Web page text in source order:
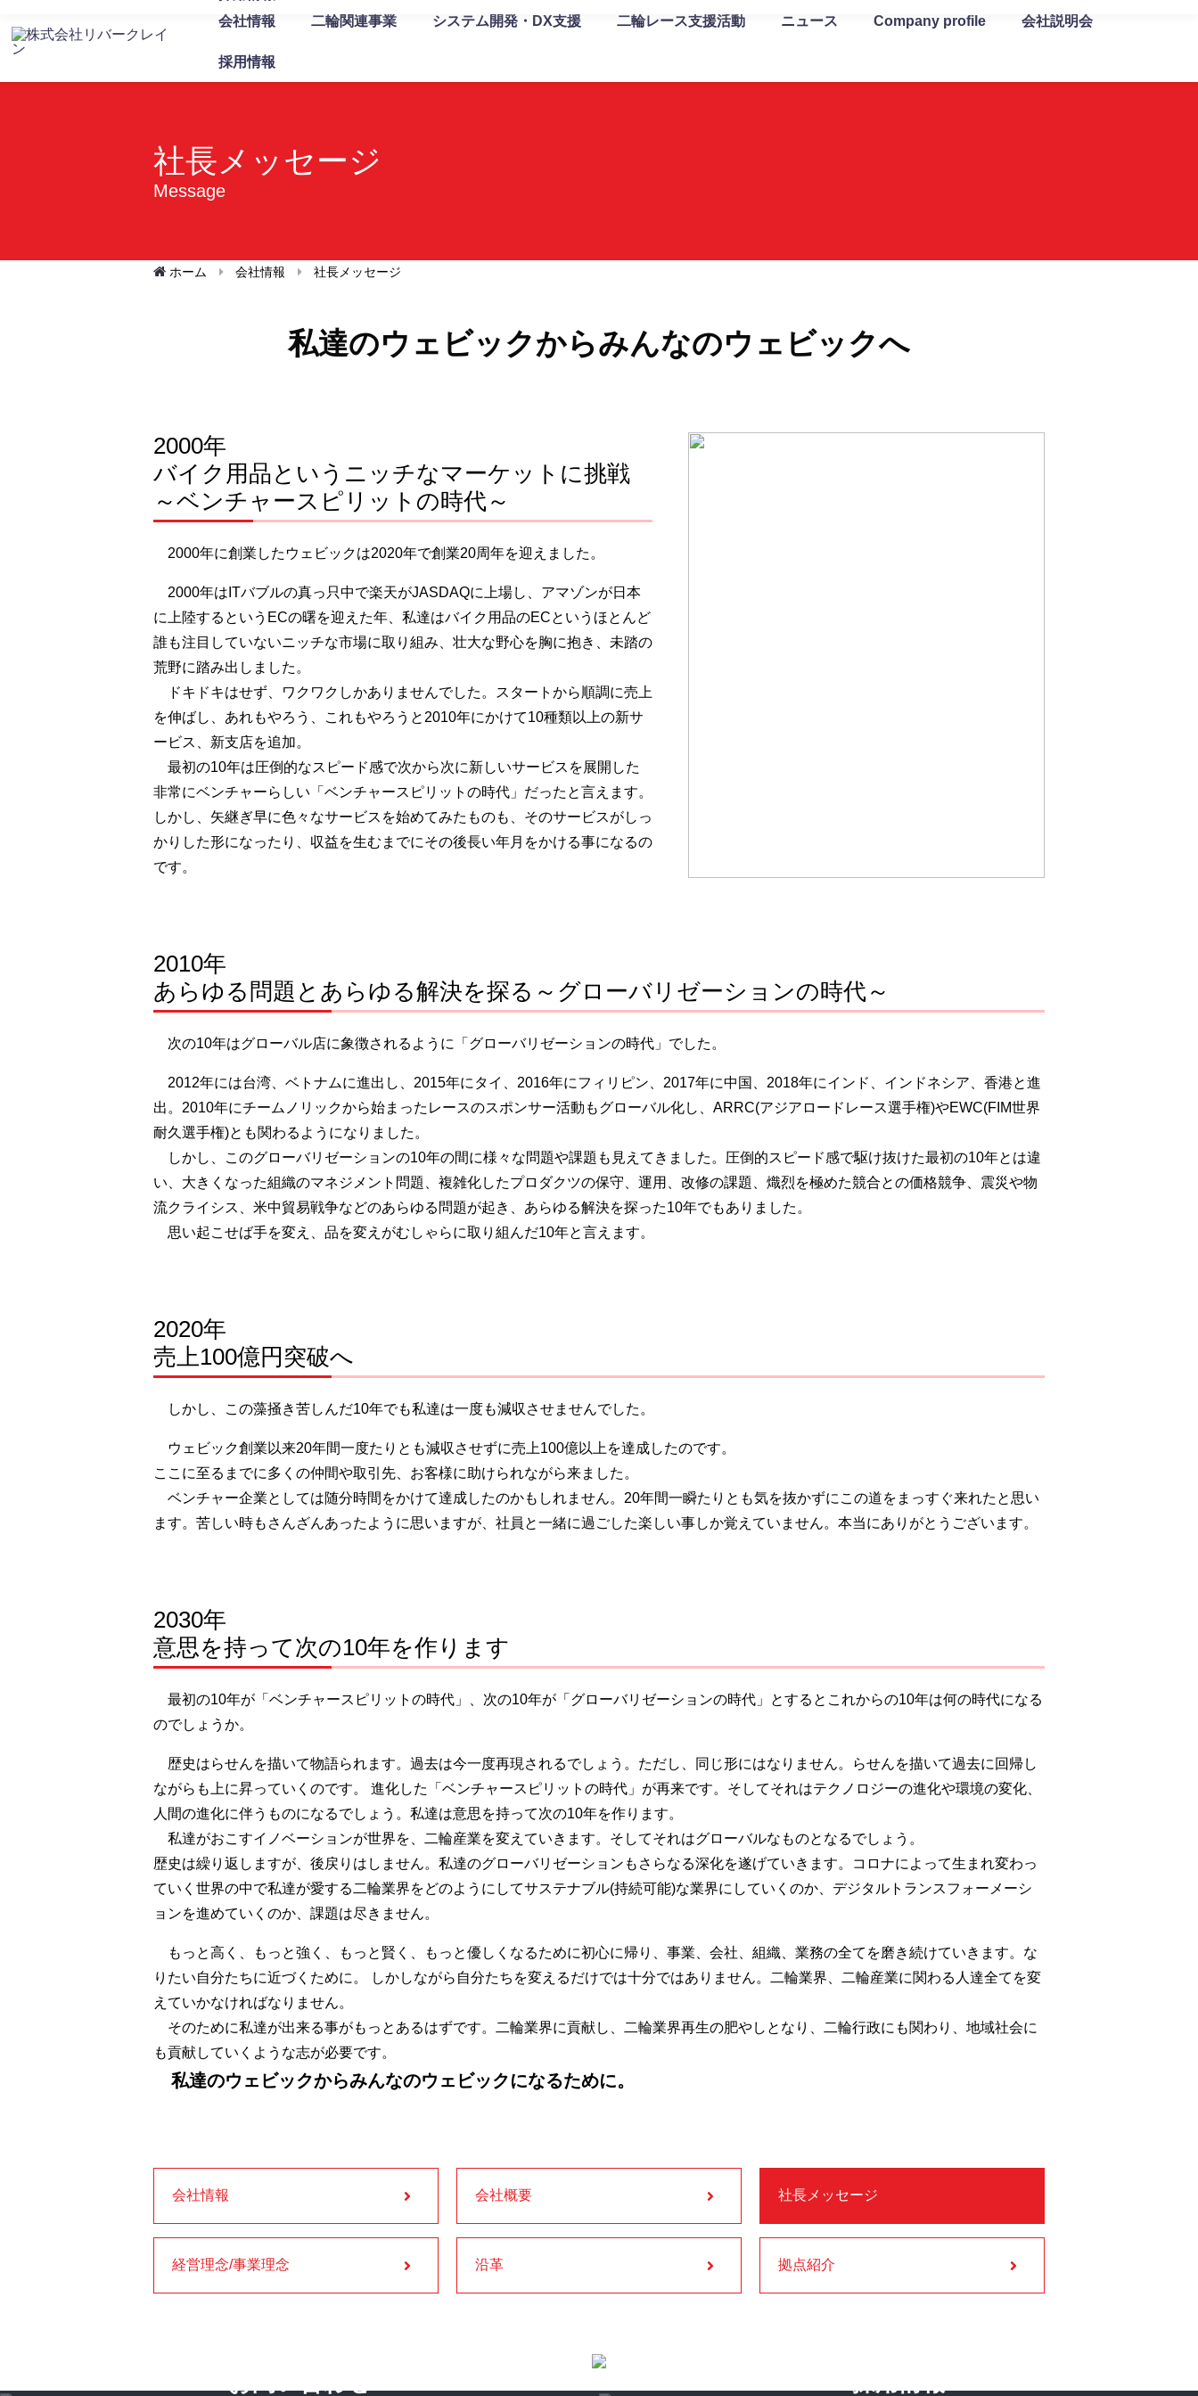
会社情報 二輪関連事業 システム開発・DX支援 二輪レース支援活動 ニュース Company profile 会社説明会
採用情報
社長メッセージ
Message
ホーム 会社情報 社長メッセージ
私達のウェビックからみんなのウェビックへ
2000年
バイク用品というニッチなマーケットに挑戦
～ベンチャースピリットの時代～
2000年に創業したウェビックは2020年で創業20周年を迎えました。
2000年はITバブルの真っ只中で楽天がJASDAQに上場し、アマゾンが日本
に上陸するというECの曙を迎えた年、私達はバイク用品のECというほとんど
誰も注目していないニッチな市場に取り組み、壮大な野心を胸に抱き、未踏の
荒野に踏み出しました。
ドキドキはせず、ワクワクしかありませんでした。スタートから順調に売上
を伸ばし、あれもやろう、これもやろうと2010年にかけて10種類以上の新サ
ービス、新支店を追加。
最初の10年は圧倒的なスピード感で次から次に新しいサービスを展開した
非常にベンチャーらしい「ベンチャースピリットの時代」だったと言えます。
しかし、矢継ぎ早に色々なサービスを始めてみたものも、そのサービスがしっ
かりした形になったり、収益を生むまでにその後長い年月をかける事になるの
です。
2010年
あらゆる問題とあらゆる解決を探る～グローバリゼーションの時代～
次の10年はグローバル店に象徴されるように「グローバリゼーションの時代」でした。
2012年には台湾、ベトナムに進出し、2015年にタイ、2016年にフィリピン、2017年に中国、2018年にインド、インドネシア、香港と進
出。2010年にチームノリックから始まったレースのスポンサー活動もグローバル化し、ARRC(アジアロードレース選手権)やEWC(FIM世界
耐久選手権)とも関わるようになりました。
しかし、このグローバリゼーションの10年の間に様々な問題や課題も見えてきました。圧倒的スピード感で駆け抜けた最初の10年とは違
い、大きくなった組織のマネジメント問題、複雑化したプロダクツの保守、運用、改修の課題、熾烈を極めた競合との価格競争、震災や物
流クライシス、米中貿易戦争などのあらゆる問題が起き、あらゆる解決を探った10年でもありました。
思い起こせば手を変え、品を変えがむしゃらに取り組んだ10年と言えます。
2020年
売上100億円突破へ
しかし、この藻掻き苦しんだ10年でも私達は一度も減収させませんでした。
ウェビック創業以来20年間一度たりとも減収させずに売上100億以上を達成したのです。
ここに至るまでに多くの仲間や取引先、お客様に助けられながら来ました。
ベンチャー企業としては随分時間をかけて達成したのかもしれません。20年間一瞬たりとも気を抜かずにこの道をまっすぐ来れたと思い
ます。苦しい時もさんざんあったように思いますが、社員と一緒に過ごした楽しい事しか覚えていません。本当にありがとうございます。
2030年
意思を持って次の10年を作ります
最初の10年が「ベンチャースピリットの時代」、次の10年が「グローバリゼーションの時代」とするとこれからの10年は何の時代になる
のでしょうか。
歴史はらせんを描いて物語られます。過去は今一度再現されるでしょう。ただし、同じ形にはなりません。らせんを描いて過去に回帰し
ながらも上に昇っていくのです。 進化した「ベンチャースピリットの時代」が再来です。そしてそれはテクノロジーの進化や環境の変化、
人間の進化に伴うものになるでしょう。私達は意思を持って次の10年を作ります。
私達がおこすイノベーションが世界を、二輪産業を変えていきます。そしてそれはグローバルなものとなるでしょう。
歴史は繰り返しますが、後戻りはしません。私達のグローバリゼーションもさらなる深化を遂げていきます。コロナによって生まれ変わっ
ていく世界の中で私達が愛する二輪業界をどのようにしてサステナブル(持続可能)な業界にしていくのか、デジタルトランスフォーメーシ
ョンを進めていくのか、課題は尽きません。
もっと高く、もっと強く、もっと賢く、もっと優しくなるために初心に帰り、事業、会社、組織、業務の全てを磨き続けていきます。な
りたい自分たちに近づくために。 しかしながら自分たちを変えるだけでは十分ではありません。二輪業界、二輪産業に関わる人達全てを変
えていかなければなりません。
そのために私達が出来る事がもっとあるはずです。二輪業界に貢献し、二輪業界再生の肥やしとなり、二輪行政にも関わり、地域社会に
も貢献していくような志が必要です。
私達のウェビックからみんなのウェビックになるために。
会社情報 会社概要 社長メッセージ
経営理念/事業理念 沿革 拠点紹介